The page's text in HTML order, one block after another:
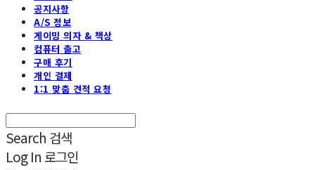
공지사항
A/S 정보
게이밍 의자 & 책상
컴퓨터 출고
구매 후기
개인 결제
1:1 맞춤 견적 요청
Search 검색
Log In 로그인